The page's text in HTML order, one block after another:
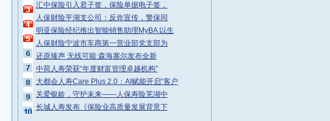
汇中保险引入君子签，保险单据电子签，
人保财险平湖支公司：反诈宣传，警保同
明亚保险经纪推出智能销售助理MyBA 以生
人保财险宁波市车商第一营业部党支部为
还原臻声 无线可能 森海塞尔发布全新
中荷人寿荣获“年度财富管理卓越机构”
大都会人寿Care Plus 2.0：AI赋能开启“客户
关爱银龄，守护未来——人保寿险芜湖中
长城人寿发布《保险业高质量发展背景下